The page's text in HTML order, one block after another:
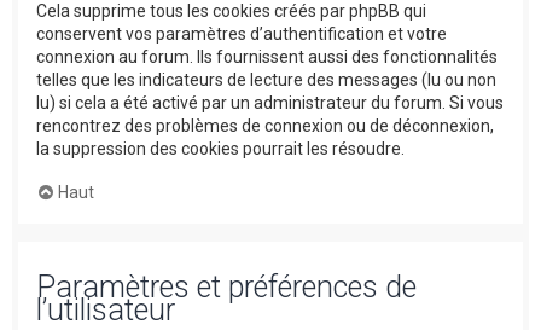
Cela supprime tous les cookies créés par phpBB qui
conservent vos paramètres d’authentification et votre
connexion au forum. Ils fournissent aussi des fonctionnalités
telles que les indicateurs de lecture des messages (lu ou non
lu) si cela a été activé par un administrateur du forum. Si vous
rencontrez des problèmes de connexion ou de déconnexion,
la suppression des cookies pourrait les résoudre.
Haut
Paramètres et préférences de
l’utilisateur